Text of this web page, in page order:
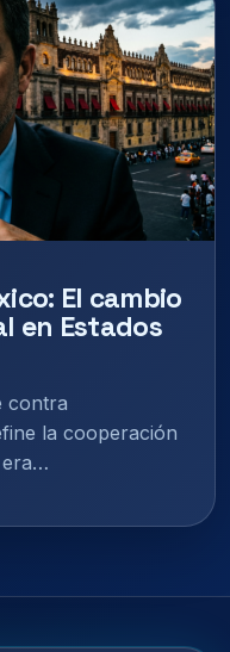
El cambio
en Estados
contra
la cooperación
era…